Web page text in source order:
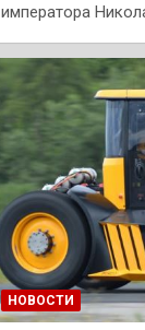
императора
НОВОСТИ